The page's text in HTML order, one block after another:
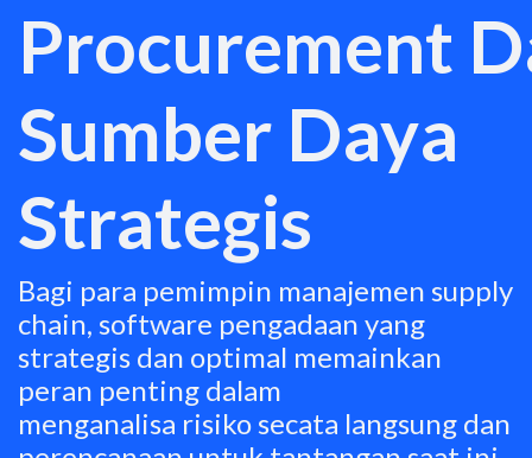
Procurement
Sumber Daya
Strategis
Bagi para pemimpin manajemen supply
chain, software pengadaan yang
strategis dan optimal memainkan
peran penting dalam
menganalisa risiko secata langsung dan